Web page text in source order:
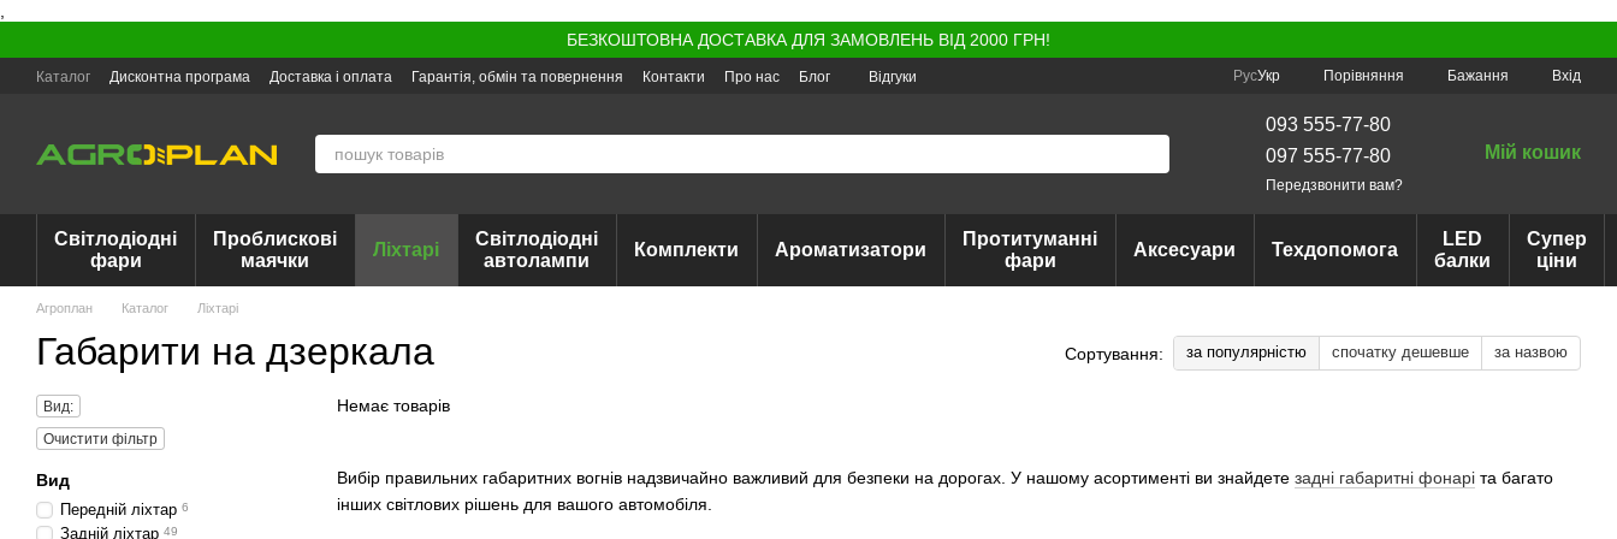
БЕЗКОШТОВНА ДОСТАВКА ДЛЯ ЗАМОВЛЕНЬ ВІД 2000 ГРН!
Каталог Дисконтна програма Доставка і оплата Гарантія, обмін та повернення Контакти Про нас Блог Відгуки РусУкр Порівняння Бажання Вхід
093 555-77-80
097 555-77-80
Передзвонити вам?
Мій кошик
Світлодіодні
фари
Проблискові
маячки
Ліхтарі
Світлодіодні
автолампи
Комплекти Ароматизатори
Протитуманні
фари
Аксесуари Техдопомога
LED
балки
Супер
ціни
Агроплан Каталог Ліхтарі
Габарити на дзеркала Сортування: за популярністю спочатку дешевше за назвою
Вибір правильних габаритних вогнів надзвичайно важливий для безпеки на дорогах. У нашому асортименті ви знайдете задні габаритні фонарі та багато
інших світлових рішень для вашого автомобіля.
Немає товарів
Вид:
Очистити фільтр
Вид
Передній ліхтар 6
Задній ліхтар 49